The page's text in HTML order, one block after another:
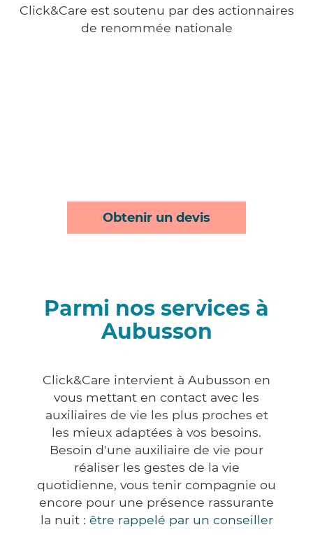
Click&Care est soutenu par des actionnaires
de renommée nationale
Obtenir un devis
Parmi nos services à
Aubusson
Click&Care intervient à Aubusson en
vous mettant en contact avec les
auxiliaires de vie les plus proches et
les mieux adaptées à vos besoins.
Besoin d'une auxiliaire de vie pour
réaliser les gestes de la vie
quotidienne, vous tenir compagnie ou
encore pour une présence rassurante
la nuit : être rappelé par un conseiller